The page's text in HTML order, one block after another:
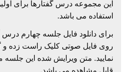
این مجموعه درس گفتارها برای
استفاده می باشد.
برای دانلود فایل جلسه چهارم درس
روی فایل صوتی کلیک راست زده و
نمایید. متن ویرایش شده این جلسه